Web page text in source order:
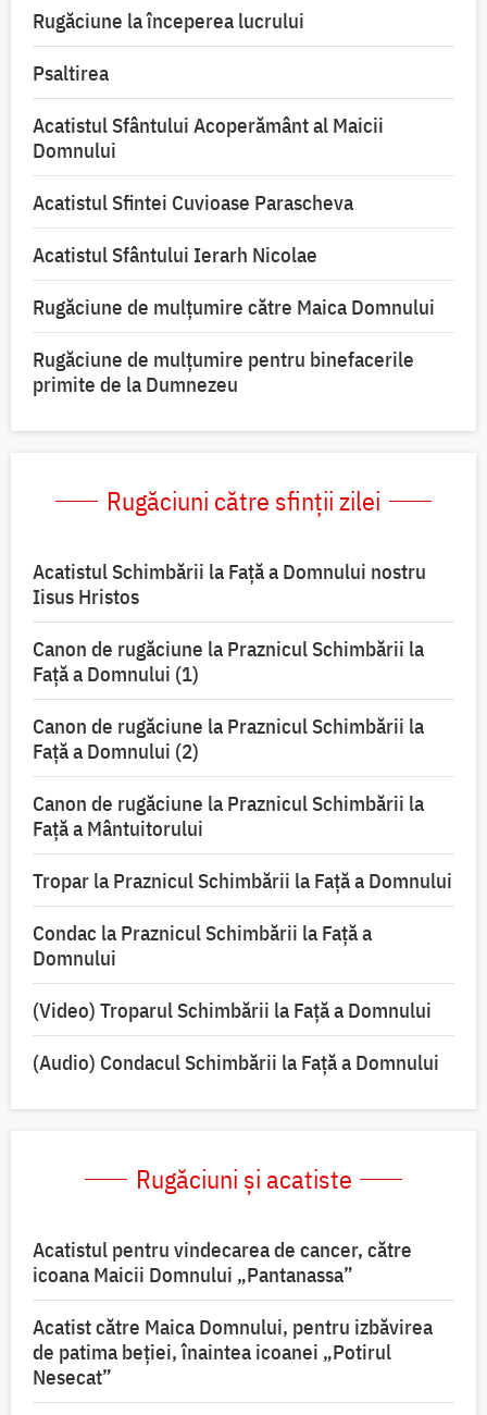
Rugăciune la începerea lucrului
Psaltirea
Acatistul Sfântului Acoperământ al Maicii
Domnului
Acatistul Sfintei Cuvioase Parascheva
Acatistul Sfântului Ierarh Nicolae
Rugăciune de mulţumire către Maica Domnului
Rugăciune de mulțumire pentru binefacerile
primite de la Dumnezeu
Rugăciuni către sfinții zilei
Acatistul Schimbării la Faţă a Domnului nostru
Iisus Hristos
Canon de rugăciune la Praznicul Schimbării la
Faţă a Domnului (1)
Canon de rugăciune la Praznicul Schimbării la
Faţă a Domnului (2)
Canon de rugăciune la Praznicul Schimbării la
Față a Mântuitorului
Tropar la Praznicul Schimbării la Faţă a Domnului
Condac la Praznicul Schimbării la Faţă a
Domnului
(Video) Troparul Schimbării la Față a Domnului
(Audio) Condacul Schimbării la Față a Domnului
Rugăciuni și acatiste
Acatistul pentru vindecarea de cancer, către
icoana Maicii Domnului „Pantanassa”
Acatist către Maica Domnului, pentru izbăvirea
de patima beției, înaintea icoanei „Potirul
Nesecat”